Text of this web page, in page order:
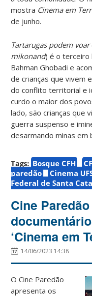
mostra Cinema em
de junho.
Tartarugas podem voar
mikonand) é o
Bahman Ghobadi e
de crianças que vivem
do conflito territorial e
curdo o maior dos
lado, são crianças que
guerra suspenso e
desarmando minas em
Tags: Bosque CFH
paredão
Cinema
Federal de Santa
Cine
‘Cinema em
14/06/2023 14:38
O Cine Paredão
apresenta os